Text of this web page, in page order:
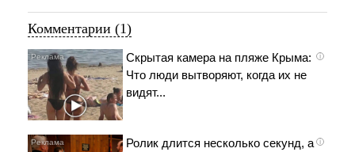
Комментарии (1)
i
Скрытая камера на пляже Крыма:
Что люди вытворяют, когда их не
видят...
i
Ролик длится несколько секунд, а